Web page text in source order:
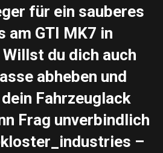
für ein sauberes
am GTI MK7 in
du dich auch
abheben und
Fahrzeuglack
Frag unverbindlich
–